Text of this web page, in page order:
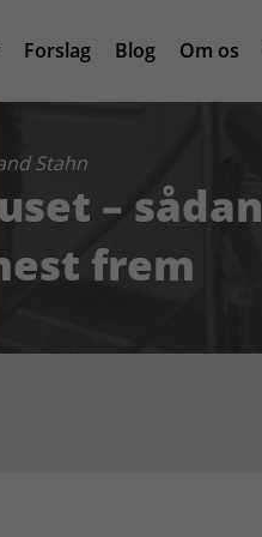
Forslag Blog Om os
Stahn
– sådan
frem